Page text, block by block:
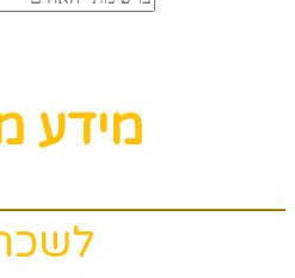
מידע